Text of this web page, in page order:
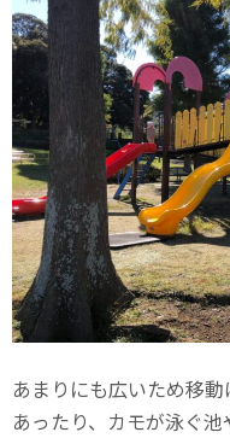
あまりにも広いため移
あったり、カモが泳ぐ